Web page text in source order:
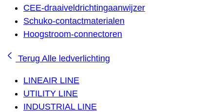
CEE-draaiveldrichtingaanwijzer
Schuko-contactmaterialen
Hoogstroom-connectoren
Terug Alle ledverlichting
LINEAIR LINE
UTILITY LINE
INDUSTRIAL LINE